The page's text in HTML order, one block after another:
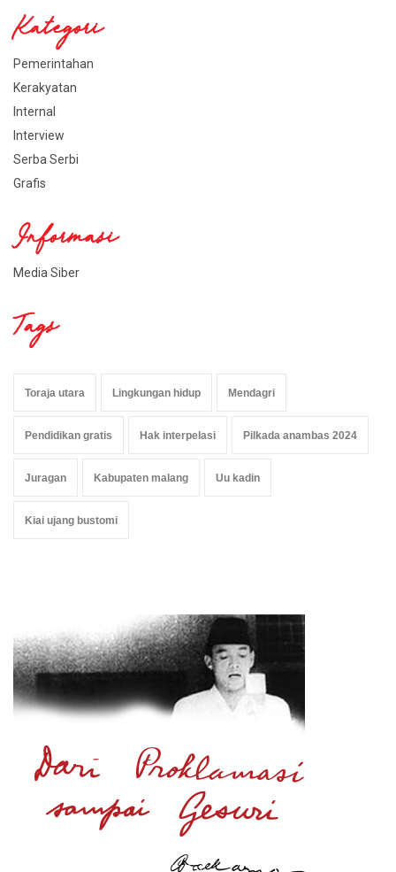
Kategori
Pemerintahan
Kerakyatan
Internal
Interview
Serba Serbi
Grafis
Informasi
Media Siber
Tags
Toraja utara Lingkungan hidup Mendagri
Pendidikan gratis Hak interpelasi Pilkada anambas 2024
Juragan Kabupaten malang Uu kadin
Kiai ujang bustomi